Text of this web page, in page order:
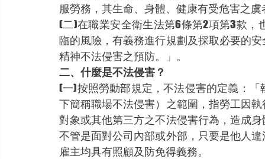
服勞務，其生命、身體、健康有受危害之
(二)在職業安全衛生法第6條第2項第3款
臨的風險，有義務進行規劃及採取必要的
精神不法侵害之預防。」。
二、什麼是不法侵害？
(一)按照勞動部規定，不法侵害的定義：
下簡稱職場不法侵害）之範圍，指勞工因
對象或其他第三方之不法侵害行為，造成
不管是面對公司內部或外部，只要是他人
雇主均具有照顧及防免得義務。